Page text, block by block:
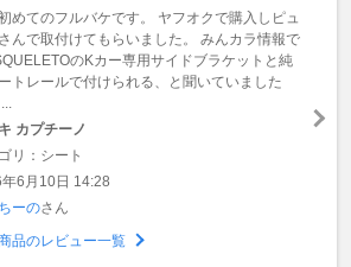
めてのフルバケです。 ヤフオクで購入しピュ
んで取付けてもらいました。 みんカラ情報で
のKカー専用サイドブラケットと純
トレールで付けられる、と聞いていました
カプチーノ
リ：シート
6月10日 14:28
ーのさん
品のレビュー一覧